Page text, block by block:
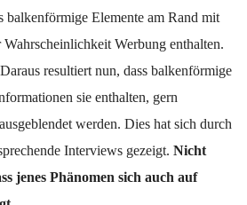
balkenförmige Elemente am Rand mit
Wahrscheinlichkeit Werbung enthalten.
resultiert nun, dass balkenförmige
sie enthalten, gern
werden. Dies hat sich durch
Interviews gezeigt. Nicht
jenes Phänomen sich auch auf